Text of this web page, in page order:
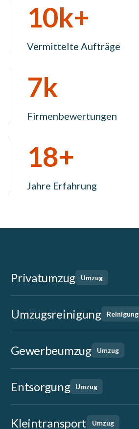
10k+
Vermittelte Aufträge
7k
Firmenbewertungen
18+
Jahre Erfahrung
Privatumzug Umzug
Umzugsreinigung Reinigung
Gewerbeumzug Umzug
Entsorgung Umzug
Kleintransport Umzug